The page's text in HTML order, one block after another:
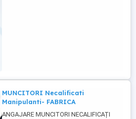
MUNCITORI Necalificati
Manipulanti- FABRICA
ANGAJARE MUNCITORI NECALIFICAȚI